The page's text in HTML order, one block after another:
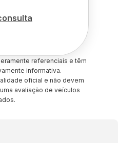
referenciais e têm
informativa.
oficial e não devem
avaliação de veículos